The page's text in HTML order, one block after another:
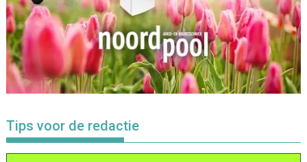
Tips voor de redactie